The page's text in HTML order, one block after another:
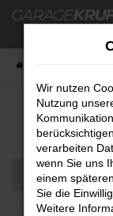
Zum
Wir nutzen
Nutzung
verarbeiten
wenn Sie uns
einem
Sie die
Weitere